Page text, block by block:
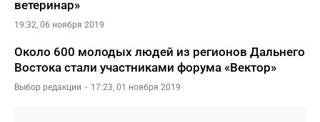
ветеринар»
19:32, 06 ноября 2019
Около 600 молодых людей из регионов Дальнего
Востока стали участниками форума «Вектор»
Выбор редакции 17:23, 01 ноября 2019